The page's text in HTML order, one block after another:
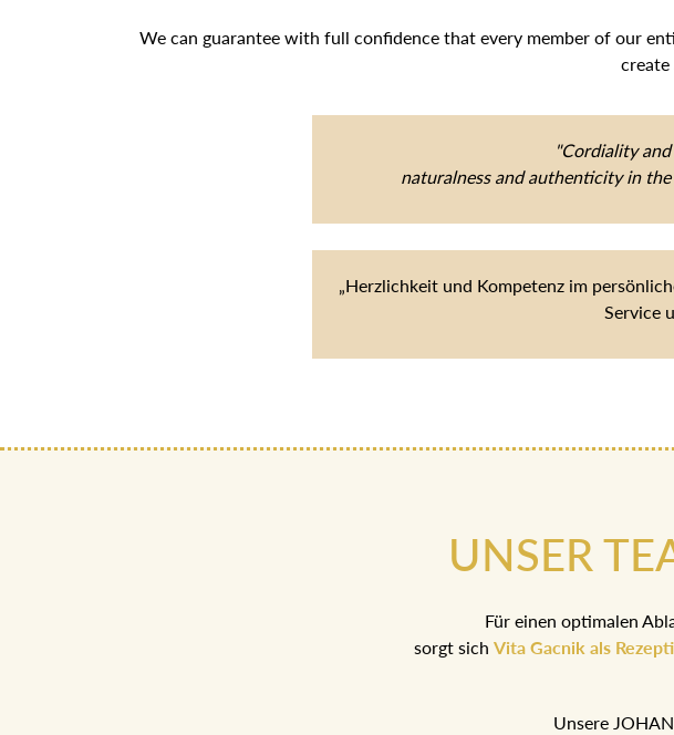
We can guarantee with full confidence that every member of our
create
"Cordiality
naturalness and authenticity in
„Herzlichkeit und Kompetenz im
Service
UNSER
Für einen optimalen
sorgt sich Vita Gacnik als
Unsere